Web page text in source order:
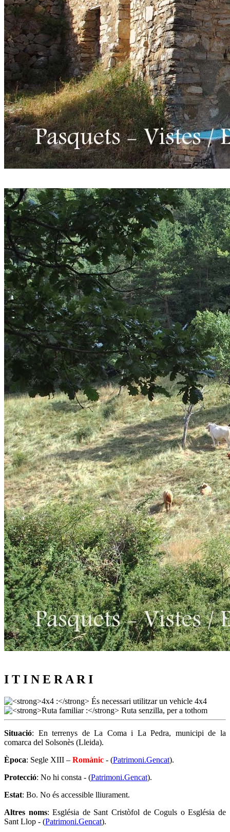
I T I N E R A R I
Situació: En terrenys de La Coma i La Pedra, municipi de la
comarca del Solsonès (Lleida).
Època: Segle XIII – Romànic - (Patrimoni.Gencat).
Protecció: No hi consta - (Patrimoni.Gencat).
Estat: Bo. No és accessible lliurament.
Altres noms: Església de Sant Cristòfol de Coguls o Església de
Sant Llop - (Patrimoni.Gencat).